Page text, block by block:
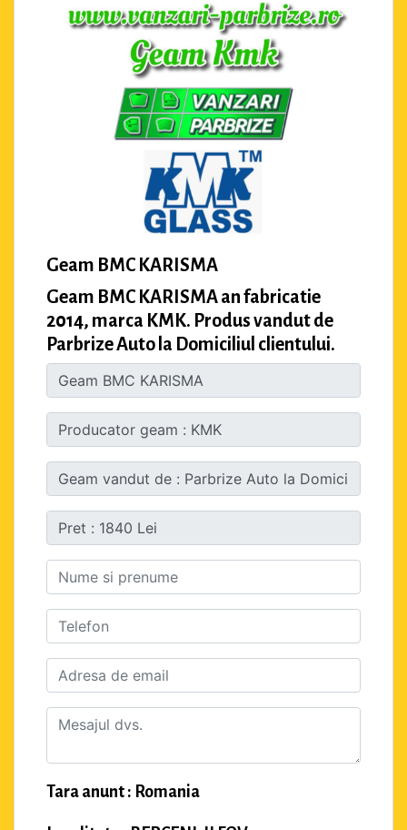
Geam BMC KARISMA
Geam BMC KARISMA an fabricatie
2014, marca KMK. Produs vandut de
Parbrize Auto la Domiciliul clientului.
Tara anunt : Romania